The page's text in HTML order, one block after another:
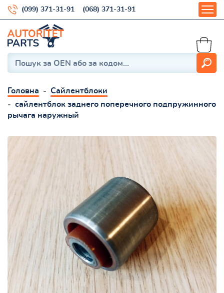
(099) 371-31-91 (068) 371-31-91
Головна
Сайлентблоки
сайлентблок заднего поперечного подпружинного
рычага наружный